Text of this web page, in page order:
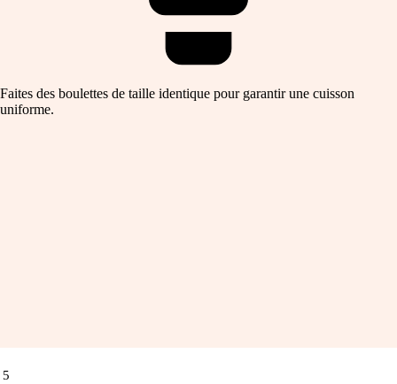
Faites des boulettes de taille identique pour garantir une cuisson
uniforme.
5